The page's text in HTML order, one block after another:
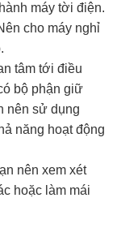
máy tời điện.
cho máy nghỉ
tâm tới điều
bộ phận giữ
nên sử dụng
năng hoạt động
nên xem xét
hoặc làm mái